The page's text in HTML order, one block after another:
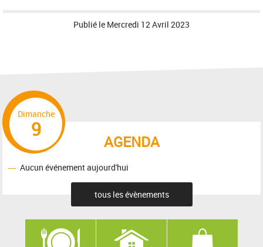
Publié le Mercredi 12 Avril 2023
AGENDA
Dimanche
9
Aucun événement aujourd'hui
tous les évènements